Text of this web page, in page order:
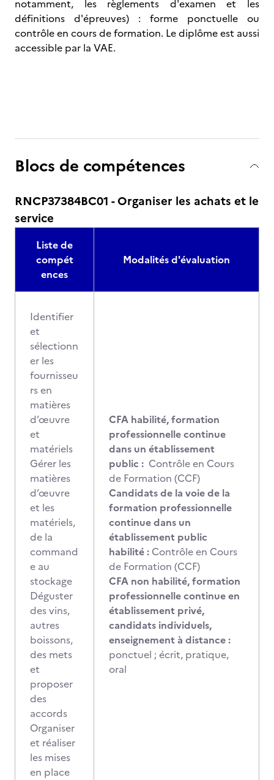
notamment, les règlements d'examen et les
définitions d'épreuves) : forme ponctuelle ou
contrôle en cours de formation. Le diplôme est aussi
accessible par la VAE.
Blocs de compétences
RNCP37384BC01 - Organiser les achats et le
service
Liste de
compét
ences
Modalités d'évaluation
Identifier
et
sélectionn
er les
fournisseu
rs en
matières
d’œuvre
et
matériels
Gérer les
matières
d’œuvre
et les
matériels,
de la
command
e au
stockage
Déguster
des vins,
autres
boissons,
des mets
et
proposer
des
accords
Organiser
et réaliser
les mises
en place
CFA habilité, formation
professionnelle continue
dans un établissement
public : Contrôle en Cours
de Formation (CCF)
Candidats de la voie de la
formation professionnelle
continue dans un
établissement public
habilité : Contrôle en Cours
de Formation (CCF)
CFA non habilité, formation
professionnelle continue en
établissement privé,
candidats individuels,
enseignement à distance :
ponctuel ; écrit, pratique,
oral